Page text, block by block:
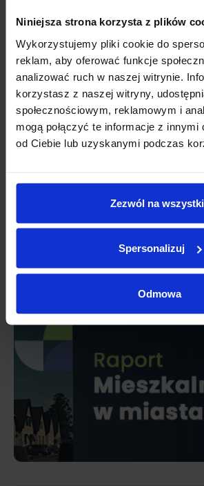
Niniejsza strona korzysta z plików
Wykorzystujemy pliki cookie do
reklam, aby oferować funkcje
analizować ruch w naszej witrynie.
korzystasz z naszej witryny,
społecznościowym, reklamowym i
mogą połączyć te informacje z
od Ciebie lub uzyskanymi podczas
Zezwól na
Spersonalizuj
Odmowa